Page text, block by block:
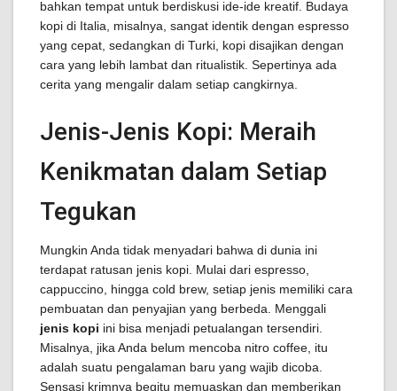
bahkan tempat untuk berdiskusi ide-ide kreatif. Budaya
kopi di Italia, misalnya, sangat identik dengan espresso
yang cepat, sedangkan di Turki, kopi disajikan dengan
cara yang lebih lambat dan ritualistik. Sepertinya ada
cerita yang mengalir dalam setiap cangkirnya.
Jenis-Jenis Kopi: Meraih
Kenikmatan dalam Setiap
Tegukan
Mungkin Anda tidak menyadari bahwa di dunia ini
terdapat ratusan jenis kopi. Mulai dari espresso,
cappuccino, hingga cold brew, setiap jenis memiliki cara
pembuatan dan penyajian yang berbeda. Menggali
jenis kopi ini bisa menjadi petualangan tersendiri.
Misalnya, jika Anda belum mencoba nitro coffee, itu
adalah suatu pengalaman baru yang wajib dicoba.
Sensasi krimnya begitu memuaskan dan memberikan